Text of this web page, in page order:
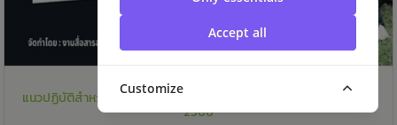
Accept all
Customize
แนวปฏิบัติสำหรับการปฏิบัติการสอน คณะครุศาสตร์อุตสาหกรรม พ.ศ.
2566